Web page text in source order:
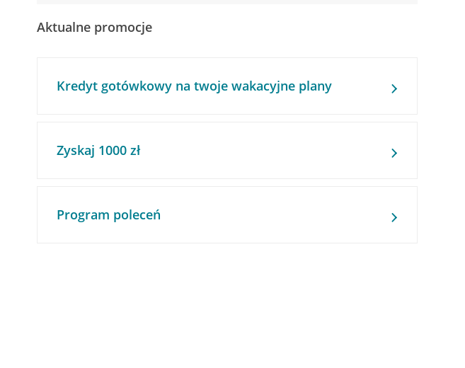
Aktualne promocje
Kredyt gotówkowy na twoje wakacyjne plany
Zyskaj 1000 zł
Program poleceń